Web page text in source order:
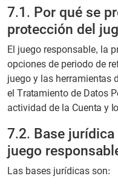
7.1. Por qué se
protección del
El juego responsable, la
opciones de periodo de
juego y las herramientas
el Tratamiento de Datos
actividad de la Cuenta y
7.2. Base
juego
Las bases jurídicas son: